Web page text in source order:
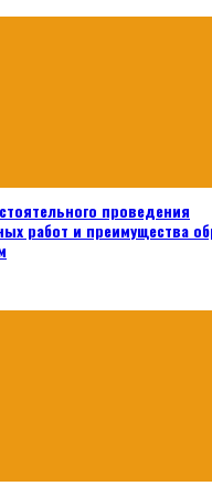
проведения
работ и преимущества